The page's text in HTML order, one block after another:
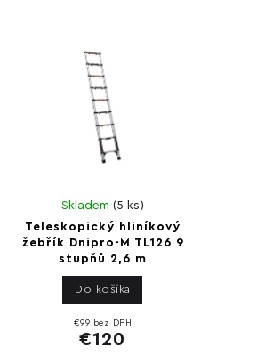
Teleskopický hliníkový
žebřík Dnipro-M TL126 9
stupňů 2,6 m
Skladem (5 ks)
€99 bez DPH
€120
Do košíka